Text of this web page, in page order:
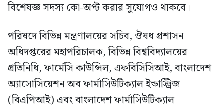
বিশেষজ্ঞ সদস্য কো-অপ্ট করার সুযোগও থাকবে।
পরিষদে বিভিন্ন মন্ত্রণালয়ের সচিব, ঔষধ প্রশাসন
অধিদপ্তরের মহাপরিচালক, বিভিন্ন বিশ্ববিদ্যালয়ের
প্রতিনিধি, ফার্মেসি কাউন্সিল, এফবিসিসিআই, বাংলাদেশ
অ্যাসোসিয়েশন অব ফার্মাসিউটিক্যাল ইন্ডাস্ট্রিজ
(বিএপিআই) এবং বাংলাদেশ ফার্মাসিউটিক্যাল